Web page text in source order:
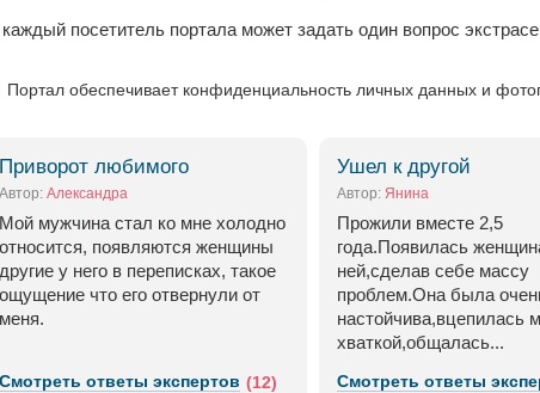
каждый посетитель портала может задать один вопрос
Портал обеспечивает конфиденциальность личных данных и
Приворот любимого
Автор: Александра
Мой мужчина стал ко мне холодно
относится, появляются женщины
другие у него в переписках, такое
ощущение что его отвернули от
меня.
Смотреть ответы экспертов (12)
Ушел к другой
Автор: Янина
Прожили вместе 2,5
года.Появилась
ней,сделав себе массу
проблем.Она была
настойчива,вцепилась
хваткой,общалась...
Смотреть ответы